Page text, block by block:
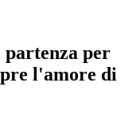
per
l'amore di